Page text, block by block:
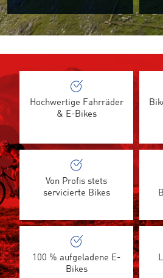
Hochwertige Fahrräder
& E-Bikes
Von Profis stets
servicierte Bikes
100 % aufgeladene E-
Bikes